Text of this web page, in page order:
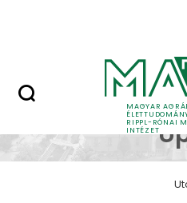
MAGYAR
RIPPL-RÓNAI
INTÉZET
Bauhaus